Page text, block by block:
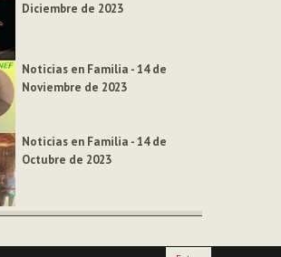
Diciembre de 2023
Noticias en Familia - 14 de
Noviembre de 2023
Noticias en Familia - 14 de
Octubre de 2023